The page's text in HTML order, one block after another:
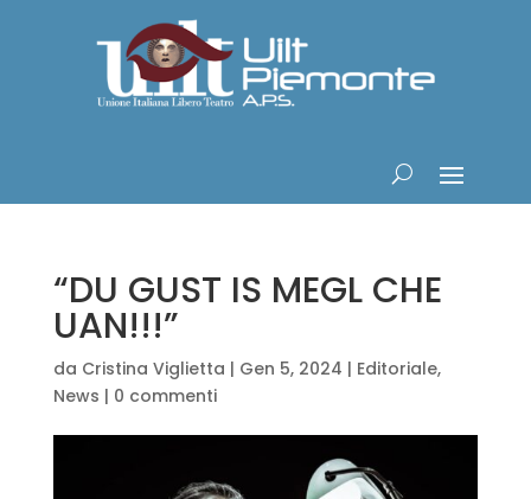
“DU GUST IS MEGL CHE
UAN!!!”
da Cristina Viglietta | Gen 5, 2024 | Editoriale,
News | 0 commenti